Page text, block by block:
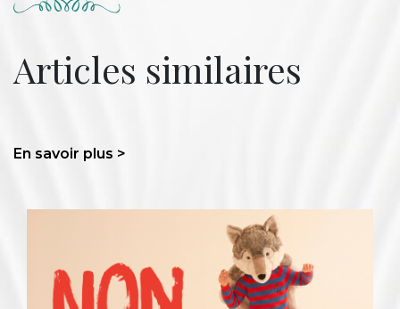
Articles similaires
En savoir plus >